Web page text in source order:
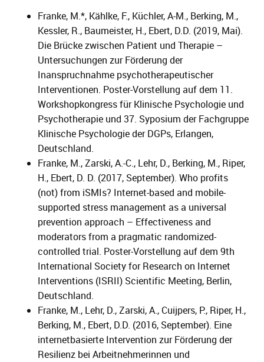
Franke, M.*, Kählke, F., Küchler, A-M., Berking, M.,
Kessler, R., Baumeister, H., Ebert, D.D. (2019, Mai).
Die Brücke zwischen Patient und Therapie –
Untersuchungen zur Förderung der
Inanspruchnahme psychotherapeutischer
Interventionen. Poster-Vorstellung auf dem 11.
Workshopkongress für Klinische Psychologie und
Psychotherapie und 37. Syposium der Fachgruppe
Klinische Psychologie der DGPs, Erlangen,
Deutschland.
Franke, M., Zarski, A.-C., Lehr, D., Berking, M., Riper,
H., Ebert, D. D. (2017, September). Who profits
(not) from iSMIs? Internet-based and mobile-
supported stress management as a universal
prevention approach – Effectiveness and
moderators from a pragmatic randomized-
controlled trial. Poster-Vorstellung auf dem 9th
International Society for Research on Internet
Interventions (ISRII) Scientific Meeting, Berlin,
Deutschland.
Franke, M., Lehr, D., Zarski, A., Cuijpers, P., Riper, H.,
Berking, M., Ebert, D.D. (2016, September). Eine
internetbasierte Intervention zur Förderung der
Resilienz bei Arbeitnehmerinnen und